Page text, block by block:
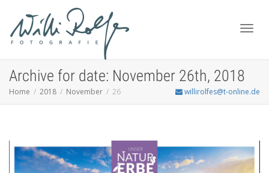
Archive for date: November 26th, 2018
Home 2018 November 26 willirolfes@t-online.de